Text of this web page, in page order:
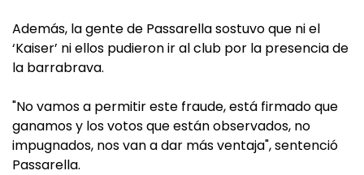
Además, la gente de Passarella sostuvo que ni el
‘Kaiser’ ni ellos pudieron ir al club por la presencia de
la barrabrava.
"No vamos a permitir este fraude, está firmado que
ganamos y los votos que están observados, no
impugnados, nos van a dar más ventaja", sentenció
Passarella.